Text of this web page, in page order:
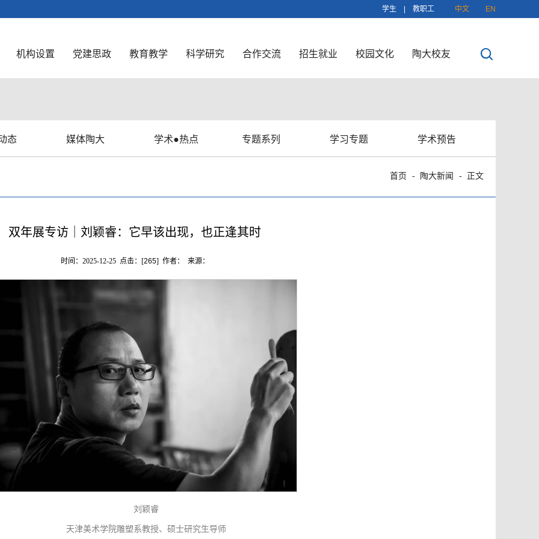
学生 教职工 中文 EN
机构设置 党建思政 教育教学 科学研究 合作交流 招生就业 校园文化 陶大校友
态 媒体陶大 学术●热点 专题系列 学习专题 学术预告
首页 陶大新闻 正文
双年展专访｜刘颖睿：它早该出现，也正逢其时
时间：2025-12-25 点击：[265] 作者： 来源：
刘颖睿
天津美术学院雕塑系教授、硕士研究生导师